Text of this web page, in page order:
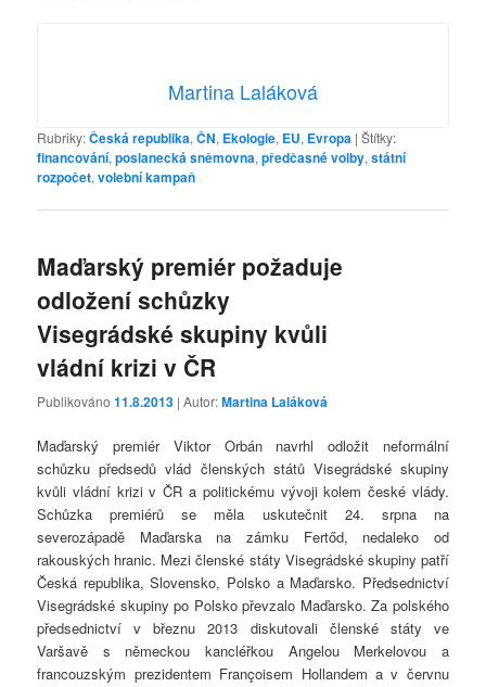
Martina Laláková
Rubriky:Česká republika,ČN, Ekologie, EU, Evropa |Štítky:
financování,poslanecká sněmovna,předčasné volby,státní
rozpočet,volební kampaň
Maďarský premiér požaduje
odložení schůzky
Visegrádské skupiny kvůli
vládní krizi v ČR
Publikováno11.8.2013 | Autor:Martina Laláková
Maďarský premiér Viktor Orbán navrhl odložit neformální
schůzku předsedů vlád členských států Visegrádské skupiny
kvůli vládní krizi v ČR a politickému vývoji kolem české vlády.
Schůzka premiérů se měla uskutečnit 24. srpna na
severozápadě Maďarska na zámku Fertőd, nedaleko od
rakouských hranic. Mezi členské státy Visegrádské skupiny patří
Česká republika, Slovensko, Polsko a Maďarsko. Předsednictví
Visegrádské skupiny po Polsko převzalo Maďarsko. Za polského
předsednictví v březnu 2013 diskutovali členské státy ve
Varšavě s německou kancléřkou Angelou Merkelovou a
francouzským prezidentem Françoisem Hollandem a v červnu